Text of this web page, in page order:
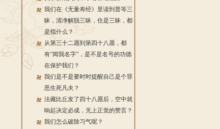
我们在《无量寿经》里读到普等三
昧，清净解脱三昧，住是三昧，都
是指什么？
从第三十二愿到第四十八愿，都
有“闻我名字”，是不是名号的功德
在保护我们？
我们是不是要时时提醒自己是个罪
恶生死凡夫？
法藏比丘发了四十八愿后，空中就
响起决定必成，无上正觉的赞言？
我们怎么破除习气呢？